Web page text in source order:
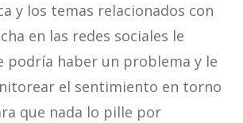
y los temas relacionados con
en las redes sociales le
podría haber un problema y le
el sentimiento en torno
que nada lo pille por